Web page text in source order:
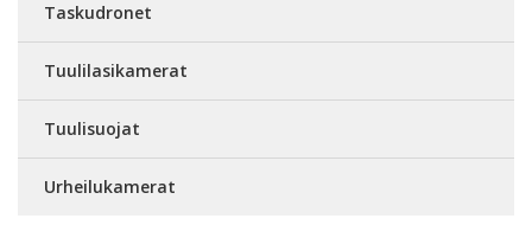
Taskudronet
Tuulilasikamerat
Tuulisuojat
Urheilukamerat